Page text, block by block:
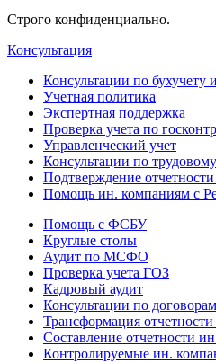
Строго конфиденциально.
Консультация
Консультации по бухучету
Учетная политика
Экспертная поддержка
Проверка учета по
Управленческий учет
Консультации по
Подтверждение
Помощь ин. компаниям с
Помощь с ФСБУ
Круглые столы
Аудит по МСФО
Проверка учета ГОЗ
Кадровый аудит
Консультации по
Трансформация
Составление отчетности
Контролируемые ин.